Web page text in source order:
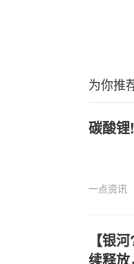
为你推
碳酸
一点资讯
【银
续释